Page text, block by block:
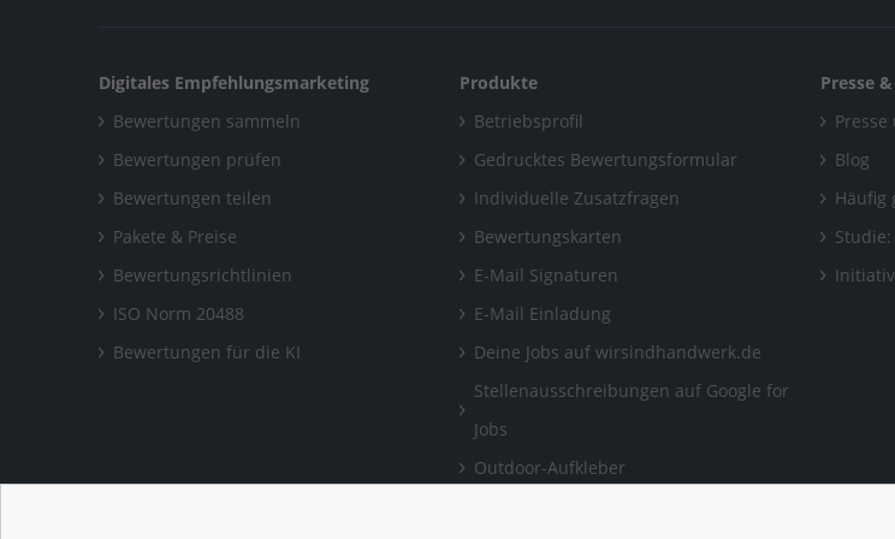
Digitales Empfehlungsmarketing
Bewertungen sammeln
Bewertungen prüfen
Bewertungen teilen
Pakete & Preise
Bewertungsrichtlinien
ISO Norm 20488
Bewertungen für die KI
Produkte
Betriebsprofil
Gedrucktes Bewertungsformular
Individuelle Zusatzfragen
Bewertungskarten
E-Mail Signaturen
E-Mail Einladung
Deine Jobs auf wirsindhandwerk.de
Stellenausschreibungen auf Google for
Jobs
Outdoor-Aufkleber
Presse
Blog
Häufig